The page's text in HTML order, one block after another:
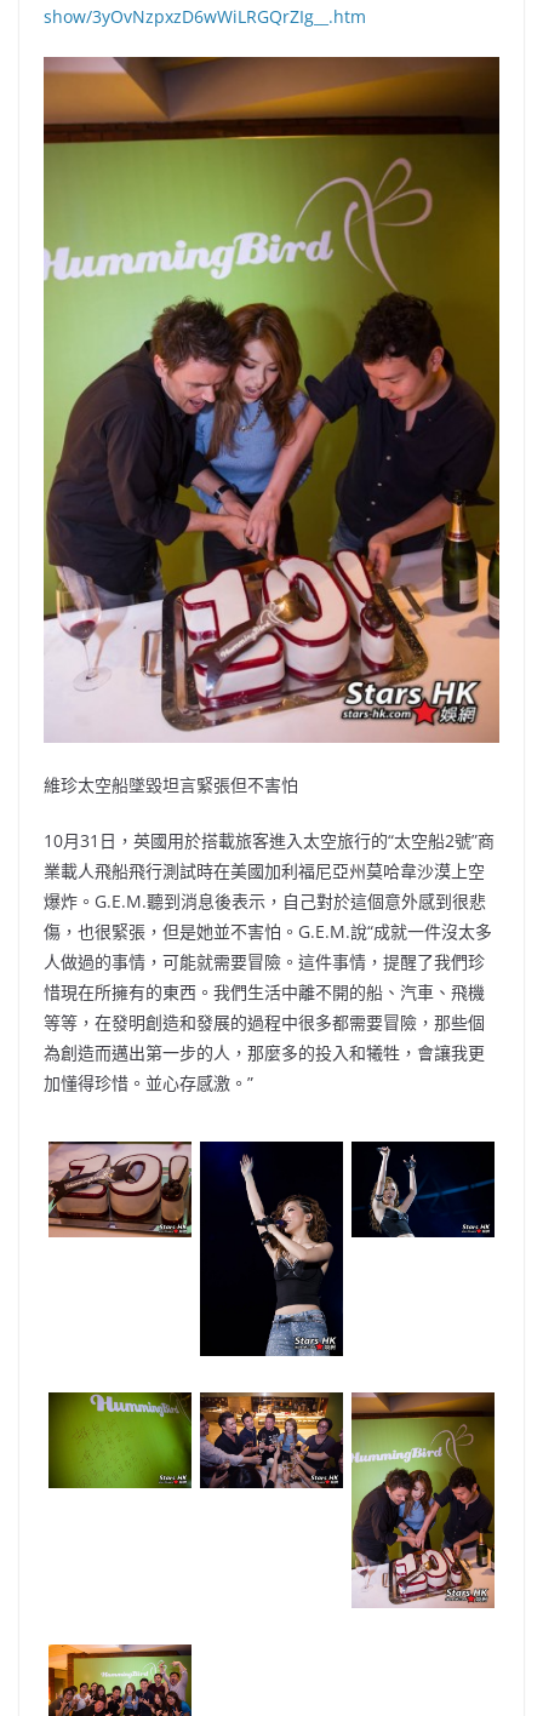
show/3yOvNzpxzD6wWiLRGQrZIg__.htm
維珍太空船墜毀坦言緊張但不害怕
10月31日，英國用於搭載旅客進入太空旅行的“太空船2號”商
業載人飛船飛行測試時在美國加利福尼亞州莫哈韋沙漠上空
爆炸。G.E.M.聽到消息後表示，自己對於這個意外感到很悲
傷，也很緊張，但是她並不害怕。G.E.M.說“成就一件沒太多
人做過的事情，可能就需要冒險。這件事情，提醒了我們珍
惜現在所擁有的東西。我們生活中離不開的船、汽車、飛機
等等，在發明創造和發展的過程中很多都需要冒險，那些個
為創造而邁出第一步的人，那麼多的投入和犧牲，會讓我更
加懂得珍惜。並心存感激。”